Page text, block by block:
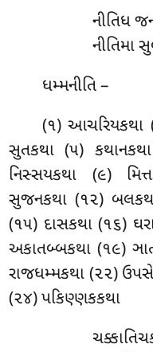
નીતિધ
નીતિમા
ધમ્મનીતિ –
(૧) આચરિયકથા
સુતકથા (૫)
નિસ્સયકથા (૯)
સુજનકથા (૧૨)
(૧૫) દાસકથા (૧૬)
અકાતબ્બકથા (૧૯)
રાજધમ્મકથા (૨૨)
(૨૪) પકિણ્ણકકથા